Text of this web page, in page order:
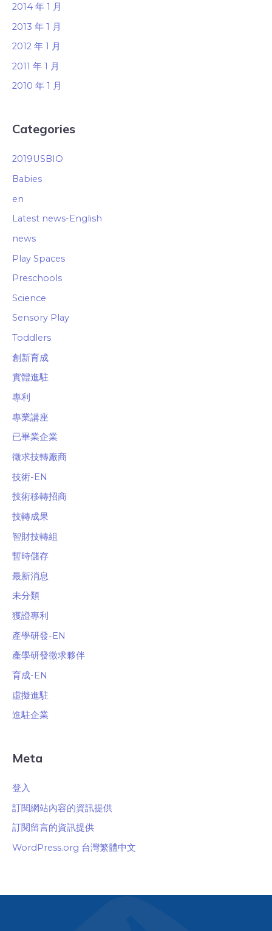
2014 年 1 月
2013 年 1 月
2012 年 1 月
2011 年 1 月
2010 年 1 月
Categories
2019USBIO
Babies
en
Latest news-English
news
Play Spaces
Preschools
Science
Sensory Play
Toddlers
創新育成
實體進駐
專利
專業講座
已畢業企業
徵求技轉廠商
技術-EN
技術移轉招商
技轉成果
智財技轉組
暫時儲存
最新消息
未分類
獲證專利
產學研發-EN
產學研發徵求夥伴
育成-EN
虛擬進駐
進駐企業
Meta
登入
訂閱網站內容的資訊提供
訂閱留言的資訊提供
WordPress.org 台灣繁體中文